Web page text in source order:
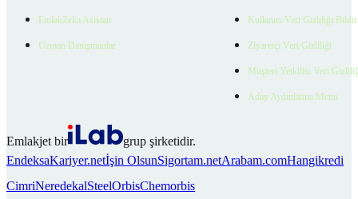
EmlakZeka Asistan
Uzman Danışmanlar
Kullanıcı Veri Gizliliği
Ziyaretçi Veri Gizliliği
Müşteri Yetkilisi Veri
Aday Aydınlatma Metni
Emlakjet bir
grup şirketidir.
EndeksaKariyer.netİşin OlsunSigortam.netArabam.comHangikredi
CimriNeredekalSteelOrbisChemorbis